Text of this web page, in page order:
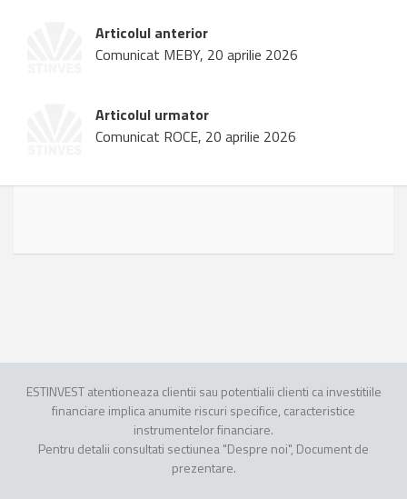
Articolul anterior
Comunicat MEBY, 20 aprilie 2026
Articolul urmator
Comunicat ROCE, 20 aprilie 2026
ESTINVEST atentioneaza clientii sau potentialii clienti ca investitiile
financiare implica anumite riscuri specifice, caracteristice
instrumentelor financiare.
Pentru detalii consultati sectiunea "Despre noi", Document de
prezentare.